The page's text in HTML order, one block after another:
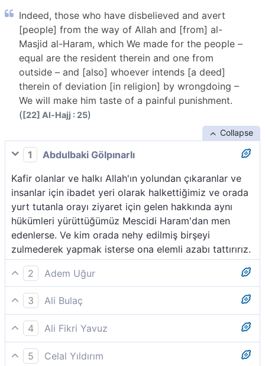
Indeed, those who have disbelieved and avert
[people] from the way of Allah and [from] al-
Masjid al-Haram, which We made for the people –
equal are the resident therein and one from
outside – and [also] whoever intends [a deed]
therein of deviation [in religion] by wrongdoing –
We will make him taste of a painful punishment.
([22] Al-Hajj : 25)
Collapse
1
Abdulbaki Gölpınarlı
Kafir olanlar ve halkı Allah'ın yolundan çıkaranlar ve
insanlar için ibadet yeri olarak halkettiğimiz ve orada
yurt tutanla orayı ziyaret için gelen hakkında aynı
hükümleri yürüttüğümüz Mescidi Haram'dan men
edenlerse. Ve kim orada nehy edilmiş birşeyi
zulmederek yapmak isterse ona elemli azabı tattırırız.
2
Adem Uğur
İnkâr edenler, Allah´ın yolundan ve -yerli, taşralı-
bütün insanlara eşit (kıble veya mâbed) kıldığımız
Mescid-i Harâm´dan (insanları) alıkoymaya kalkanlar
(şunu bilmeliler ki) kim orada (böyle) zulüm ile haktan
sapmak isterse ona acı azaptan tattırırız.
3
Ali Bulaç
Gerçek şu ki, inkar edip Allah yolundan ve yerlilerle
dışarıdan gelenler için eşit olarak (haram ve kıble)
kıldığımız Mescid-i Haram'dan alıkoyanlara, orada
4
Ali Fikri Yavuz
Amma o küfre varıp da Allah yolundan ve Mescid-i
5
Celal Yıldırım